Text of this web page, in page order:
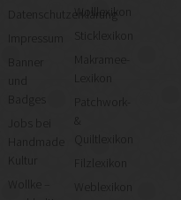
Datenschutzerklärung
Kultur
Wollke –
Wolllexikon
Sticklexikon
Makramee-
Lexikon
Patchwork-
&
Quiltlexikon
Weblexikon